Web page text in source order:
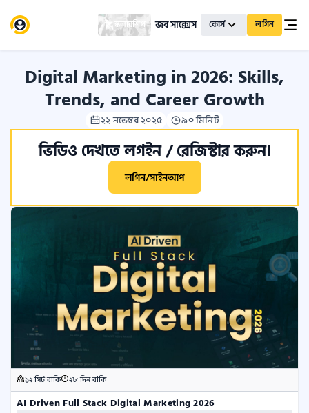
স্কলারশিপ জব সাক্সেস কোর্স লগিন
Digital Marketing in 2026: Skills,
Trends, and Career Growth
২২ নভেম্বর ২০২৫ ৯০ মিনিট
ভিডিও দেখতে লগইন / রেজিস্টার করুন।
লগিন/সাইনআপ
১২ সিট বাকি ২৮ দিন বাকি
AI Driven Full Stack Digital Marketing 2026